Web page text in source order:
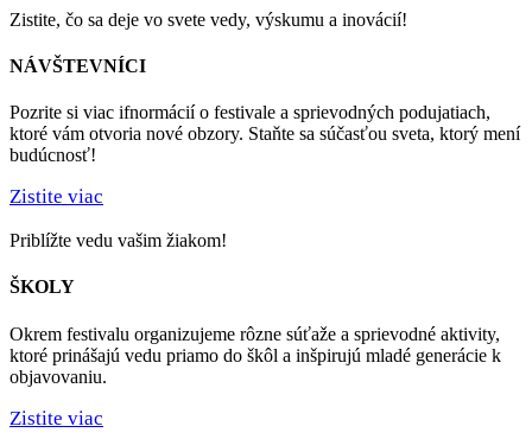
Zistite, čo sa deje vo svete vedy, výskumu a inovácií!
NÁVŠTEVNÍCI
Pozrite si viac ifnormácií o festivale a sprievodných podujatiach,
ktoré vám otvoria nové obzory. Staňte sa súčasťou sveta, ktorý mení
budúcnosť!
Zistite viac
Priblížte vedu vašim žiakom!
ŠKOLY
Okrem festivalu organizujeme rôzne súťaže a sprievodné aktivity,
ktoré prinášajú vedu priamo do škôl a inšpirujú mladé generácie k
objavovaniu.
Zistite viac